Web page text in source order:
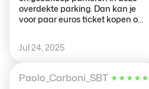
mind games and mentality of
their configuration. A look
through the trophy room and the
two hours.
overdekte parking. Dan kan je
voor paar euros ticket kopen om
Jul 24, 2025
Paolo_Carboni_SBT ★★★★★